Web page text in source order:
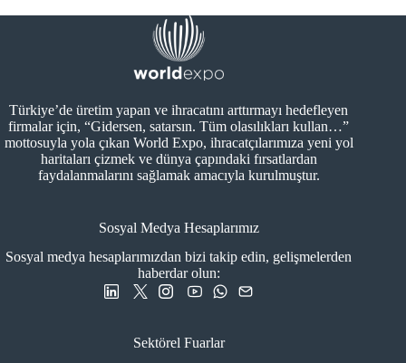
Türkiye’de üretim yapan ve ihracatını arttırmayı hedefleyen
firmalar için, “Gidersen, satarsın. Tüm olasılıkları kullan…”
mottosuyla yola çıkan World Expo, ihracatçılarımıza yeni yol
haritaları çizmek ve dünya çapındaki fırsatlardan
faydalanmalarını sağlamak amacıyla kurulmuştur.
Sosyal Medya Hesaplarımız
Sosyal medya hesaplarımızdan bizi takip edin, gelişmelerden
haberdar olun:
Sektörel Fuarlar